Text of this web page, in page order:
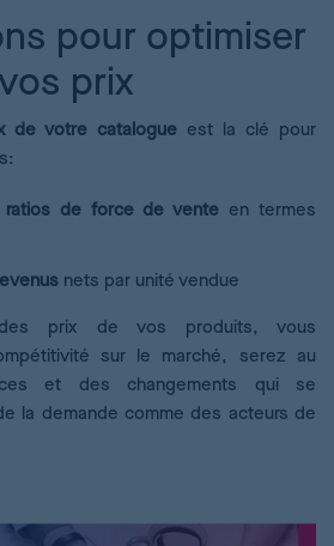
pour optimiser
prix
de votre catalogue est la clé pour
ratios de force de vente en termes
nets par unité vendue
des prix de vos produits, vous
sur le marché, serez au
et des changements qui se
la demande comme des acteurs de